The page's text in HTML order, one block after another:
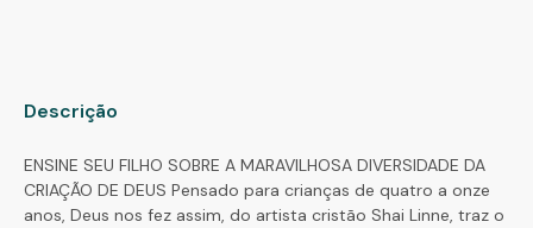
Descrição
ENSINE SEU FILHO SOBRE A MARAVILHOSA DIVERSIDADE DA
CRIAÇÃO DE DEUS Pensado para crianças de quatro a onze
anos, Deus nos fez assim, do artista cristão Shai Linne, traz o